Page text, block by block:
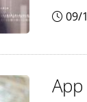
09/